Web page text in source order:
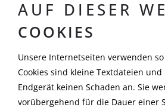
AUF DIESER
COOKIES
Unsere Internetseiten verwenden so
Cookies sind kleine Textdateien
Endgerät keinen Schaden an. Sie
vorübergehend für die Dauer einer